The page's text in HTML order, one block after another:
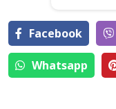
Facebook
Whatsapp